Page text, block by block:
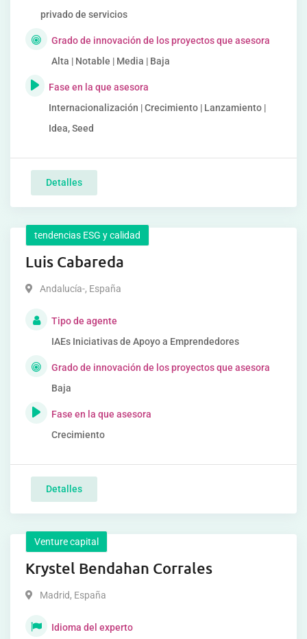
privado de servicios
Grado de innovación de los proyectos que asesora
Alta | Notable | Media | Baja
Fase en la que asesora
Internacionalización | Crecimiento | Lanzamiento |
Idea, Seed
Detalles
tendencias ESG y calidad
Luis Cabareda
Andalucía-, España
Tipo de agente
IAEs Iniciativas de Apoyo a Emprendedores
Grado de innovación de los proyectos que asesora
Baja
Fase en la que asesora
Crecimiento
Detalles
Venture capital
Krystel Bendahan Corrales
Madrid, España
Idioma del experto